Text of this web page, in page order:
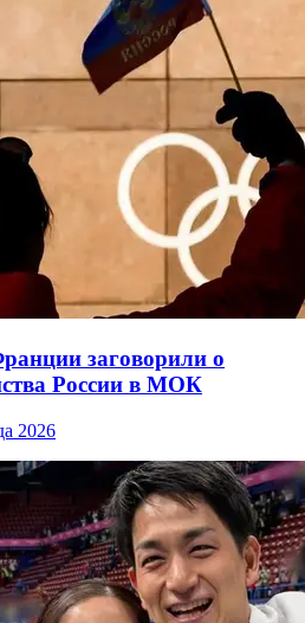
заговорили о
России в МОК
2026